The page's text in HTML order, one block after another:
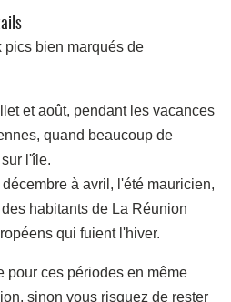
bien marqués de
et août, pendant les vacances
quand beaucoup de
l'île.
à avril, l'été mauricien,
habitants de La Réunion
qui fuient l'hiver.
pour ces périodes en même
sinon vous risquez de rester